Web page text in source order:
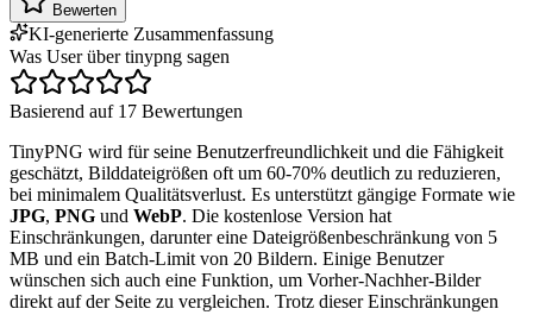
Bewerten
KI-generierte Zusammenfassung
Was User über tinypng sagen
Basierend auf 17 Bewertungen
TinyPNG wird für seine Benutzerfreundlichkeit und die Fähigkeit
geschätzt, Bilddateigrößen oft um 60-70% deutlich zu reduzieren,
bei minimalem Qualitätsverlust. Es unterstützt gängige Formate wie
JPG, PNG und WebP. Die kostenlose Version hat
Einschränkungen, darunter eine Dateigrößenbeschränkung von 5
MB und ein Batch-Limit von 20 Bildern. Einige Benutzer
wünschen sich auch eine Funktion, um Vorher-Nachher-Bilder
direkt auf der Seite zu vergleichen. Trotz dieser Einschränkungen